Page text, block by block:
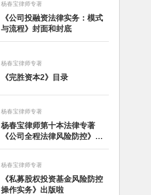
杨春宝律师专著
《公司投融资法律实务：模式
与流程》封面和封底
杨春宝律师专著
《完胜资本2》目录
杨春宝律师专著
杨春宝律师第十本法律专著
《公司全程法律风险防控》出
版
杨春宝律师专著
《私募股权投资基金风险防控
操作实务》出版啦